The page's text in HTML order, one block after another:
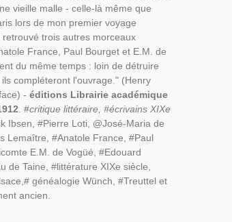
vieille malle - celle-là même que
lors de mon premier voyage
trois autres morceaux
France, Paul Bourget et E.M. de
du même temps : loin de détruire
compléteront l'ouvrage." (Henry
- éditions Librairie académique
. #critique littéraire, #écrivains XIXe
Ibsen, #Pierre Loti, @José-Maria de
Lemaître, #Anatole France, #Paul
E.M. de Vogüé, #Edouard
de Taine, #littérature XIXe siècle,
généalogie Wünch, #Treuttel et
ancien.